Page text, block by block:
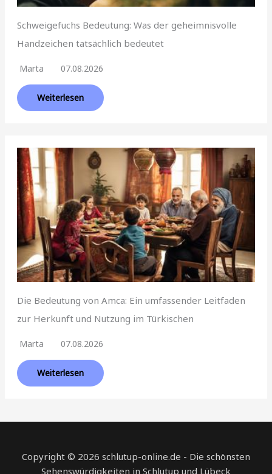
Schweigefuchs Bedeutung: Was der geheimnisvolle
Handzeichen tatsächlich bedeutet
Marta 07.08.2026
Weiterlesen
Die Bedeutung von Amca: Ein umfassender Leitfaden
zur Herkunft und Nutzung im Türkischen
Marta 07.08.2026
Weiterlesen
Copyright © 2026 schlutup-online.de - Die schönsten
Sehenswürdigkeiten in Schlutup und Lübeck